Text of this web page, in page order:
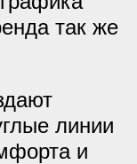
так же
линии
и